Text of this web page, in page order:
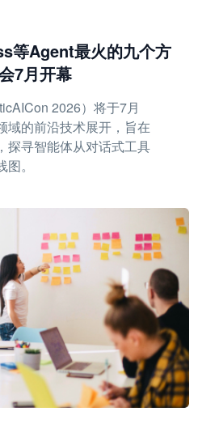
等Agent最火的九个方
7月开幕
2026）将于7月
域的前沿技术展开，旨在
探寻智能体从对话式工具
。